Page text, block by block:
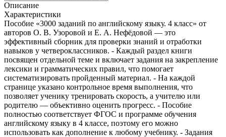
Описание
Характеристики
Пособие «3000 заданий по английскому языку. 4 класс» от
авторов О. В. Узоровой и Е. А. Нефёдовой — это
эффективный сборник для проверки знаний и отработки
навыков у четвероклассников. - Каждый раздел книги
посвящен отдельной теме и включает задания на закрепление
лексики и грамматических правил, что помогает
систематизировать пройденный материал. - На каждой
странице указано контрольное время выполнения, что
позволяет ученику тренировать скорость, а учителю или
родителю — объективно оценить прогресс. - Пособие
полностью соответствует ФГОС и программе обучения
английскому языку в 4 классе, поэтому его можно
использовать как дополнение к любому учебнику. - Задания